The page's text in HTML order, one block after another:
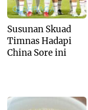
OLAHRAGA
Susunan Skuad
Timnas Hadapi
China Sore ini